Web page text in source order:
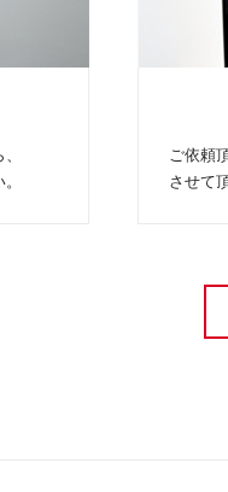
ご依頼
させて